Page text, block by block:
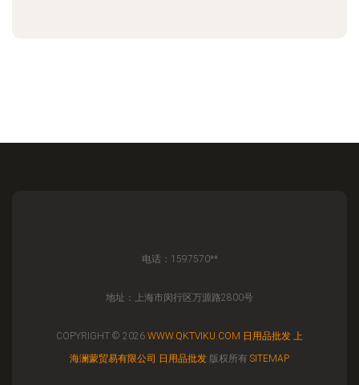
电话：1597570**
地址：上海市闵行区万源路2800号
COPYRIGHT © 2026 WWW.QKTVIKU.COM 日用品批发 上
海澜蒙贸易有限公司 日用品批发 版权所有 SITEMAP